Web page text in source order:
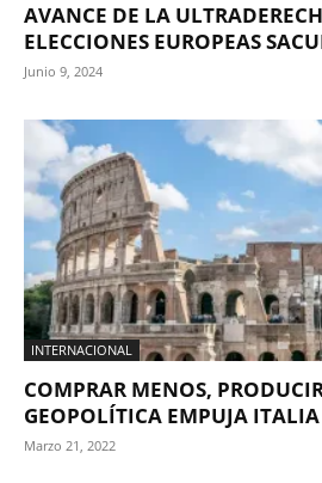
AVANCE DE LA
ELECCIONES EUROPEAS
Junio 9, 2024
INTERNACIONAL
COMPRAR MENOS,
GEOPOLÍTICA EMPUJA
Marzo 21, 2022